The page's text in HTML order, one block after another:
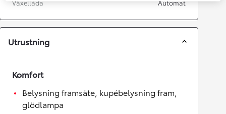
Växellåda
Automat
Utrustning
Komfort
Belysning framsäte, kupébelysning fram,
glödlampa